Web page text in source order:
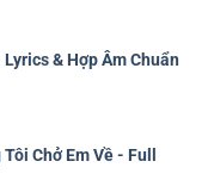
& Hợp Âm Chuẩn
Chở Em Về - Full